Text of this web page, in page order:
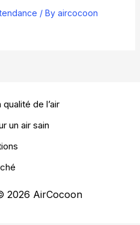
/ By aircocoon
de l’air
un air sain
2026 AirCocoon